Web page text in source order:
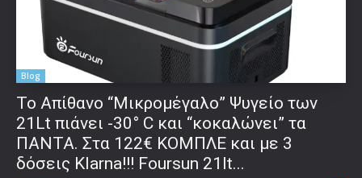
Blog
Το Απίθανο “Μικρομέγαλο” Ψυγείο των
21Lt πιάνει -30° C και “κοκαλώνει” τα
ΠΑΝΤΑ. Στα 122€ ΚΟΜΠΛΕ και με 3
δόσεις Klarna!!! Foursun 21lt...